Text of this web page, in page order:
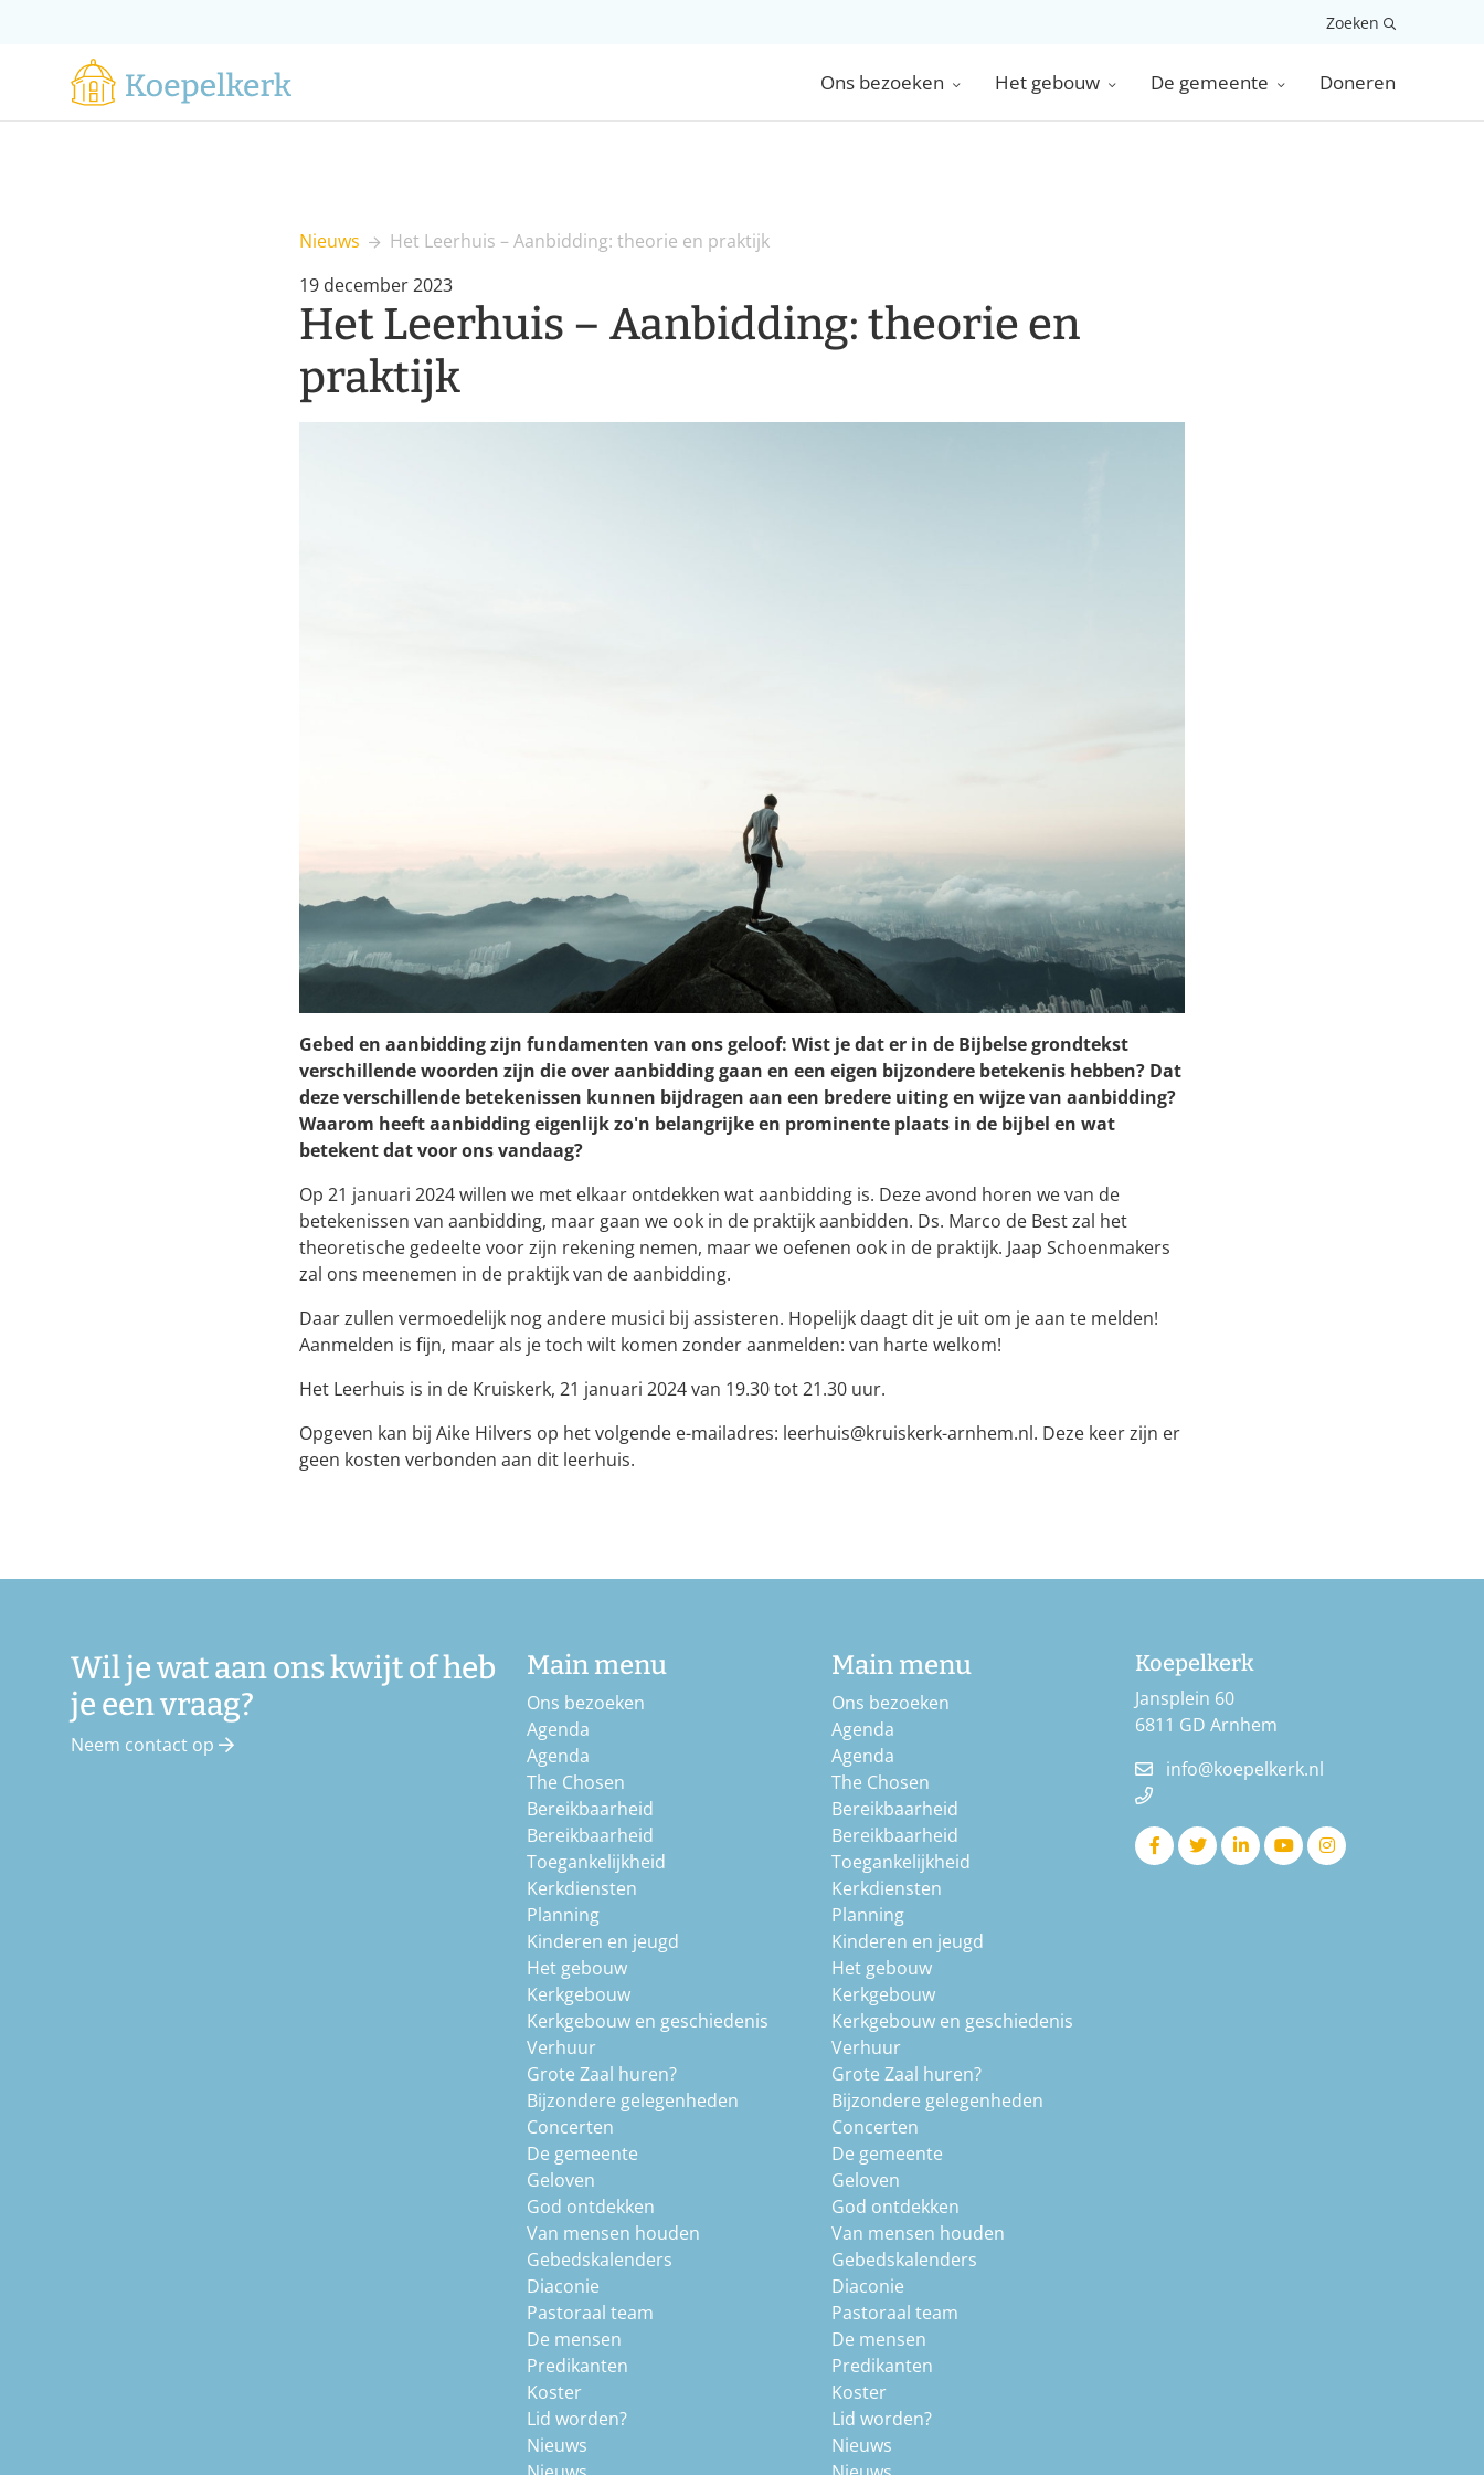
Zoeken
Ons bezoeken Het gebouw De gemeente Doneren
Nieuws
Het Leerhuis – Aanbidding: theorie en praktijk
19 december 2023
Het Leerhuis – Aanbidding: theorie en
praktijk
Gebed en aanbidding zijn fundamenten van ons geloof: Wist je dat er in de Bijbelse grondtekst
verschillende woorden zijn die over aanbidding gaan en een eigen bijzondere betekenis hebben? Dat
deze verschillende betekenissen kunnen bijdragen aan een bredere uiting en wijze van aanbidding?
Waarom heeft aanbidding eigenlijk zo'n belangrijke en prominente plaats in de bijbel en wat
betekent dat voor ons vandaag?
Op 21 januari 2024 willen we met elkaar ontdekken wat aanbidding is. Deze avond horen we van de
betekenissen van aanbidding, maar gaan we ook in de praktijk aanbidden. Ds. Marco de Best zal het
theoretische gedeelte voor zijn rekening nemen, maar we oefenen ook in de praktijk. Jaap Schoenmakers
zal ons meenemen in de praktijk van de aanbidding.
Daar zullen vermoedelijk nog andere musici bij assisteren. Hopelijk daagt dit je uit om je aan te melden!
Aanmelden is fijn, maar als je toch wilt komen zonder aanmelden: van harte welkom!
Het Leerhuis is in de Kruiskerk, 21 januari 2024 van 19.30 tot 21.30 uur.
Opgeven kan bij Aike Hilvers op het volgende e-mailadres: leerhuis@kruiskerk-arnhem.nl. Deze keer zijn er
geen kosten verbonden aan dit leerhuis.
Wil je wat aan ons kwijt of heb
je een vraag?
Neem contact op
Main menu
Ons bezoeken
Agenda
Agenda
The Chosen
Bereikbaarheid
Bereikbaarheid
Toegankelijkheid
Kerkdiensten
Planning
Kinderen en jeugd
Het gebouw
Kerkgebouw
Kerkgebouw en geschiedenis
Verhuur
Grote Zaal huren?
Bijzondere gelegenheden
Concerten
De gemeente
Geloven
God ontdekken
Van mensen houden
Gebedskalenders
Diaconie
Pastoraal team
De mensen
Predikanten
Koster
Lid worden?
Nieuws
Main menu
Ons bezoeken
Agenda
Agenda
The Chosen
Bereikbaarheid
Bereikbaarheid
Toegankelijkheid
Kerkdiensten
Planning
Kinderen en jeugd
Het gebouw
Kerkgebouw
Kerkgebouw en geschiedenis
Verhuur
Grote Zaal huren?
Bijzondere gelegenheden
Concerten
De gemeente
Geloven
God ontdekken
Van mensen houden
Gebedskalenders
Diaconie
Pastoraal team
De mensen
Predikanten
Koster
Lid worden?
Nieuws
Koepelkerk
Jansplein 60
6811 GD Arnhem
info@koepelkerk.nl